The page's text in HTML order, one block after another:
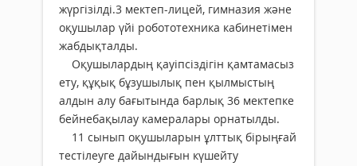
жүргізілді.3 мектеп-лицей, гимназия және
оқушылар үйі робототехника кабинетімен
жабдықталды.
Оқушылардың қауіпсіздігін қамтамасыз
ету, құқық бұзушылық пен қылмыстың
алдын алу бағытында барлық 36 мектепке
бейнебақылау камералары орнатылды.
11 сынып оқушыларын ұлттық бірыңғай
тестілеуге дайындығын күшейту